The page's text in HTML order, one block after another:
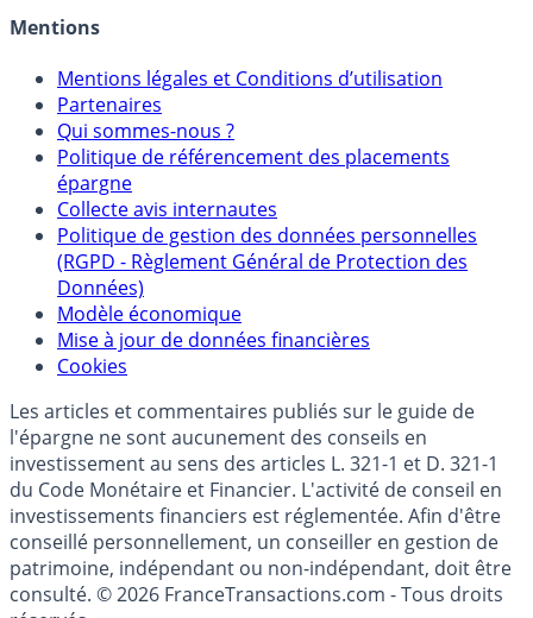
Mentions légales et Conditions d’utilisation
Partenaires
Qui sommes-nous ?
Politique de référencement des placements
épargne
Collecte avis internautes
Politique de gestion des données personnelles
(RGPD - Règlement Général de Protection des
Données)
Modèle économique
Mise à jour de données financières
Cookies
Les articles et commentaires publiés sur le guide de
l'épargne ne sont aucunement des conseils en
investissement au sens des articles L. 321-1 et D. 321-1
du Code Monétaire et Financier. L'activité de conseil en
investissements financiers est réglementée. Afin d'être
conseillé personnellement, un conseiller en gestion de
patrimoine, indépendant ou non-indépendant, doit être